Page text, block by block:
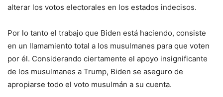
alterar los votos electorales en los estados indecisos.
Por lo tanto el trabajo que Biden está haciendo, consiste
en un llamamiento total a los musulmanes para que voten
por él. Considerando ciertamente el apoyo insignificante
de los musulmanes a Trump, Biden se aseguro de
apropiarse todo el voto musulmán a su cuenta.